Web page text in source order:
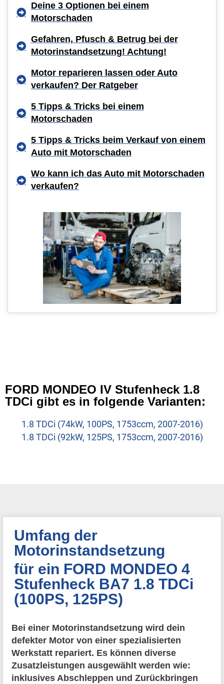
Deine 3 Optionen bei einem
Motorschaden
Gefahren, Pfusch & Betrug bei der
Motorinstandsetzung! Achtung!
Motor reparieren lassen oder Auto
verkaufen? Der Ratgeber
5 Tipps & Tricks bei einem
Motorschaden
5 Tipps & Tricks beim Verkauf von einem
Auto mit Motorschaden
Wo kann ich das Auto mit Motorschaden
verkaufen?
FORD MONDEO IV Stufenheck 1.8
TDCi gibt es in folgende Varianten:
1.8 TDCi (74kW, 100PS, 1753ccm, 2007-2016)
1.8 TDCi (92kW, 125PS, 1753ccm, 2007-2016)
Umfang der
Motorinstandsetzung
für ein FORD MONDEO 4
Stufenheck BA7 1.8 TDCi
(100PS, 125PS)
Bei einer Motorinstandsetzung wird dein
defekter Motor von einer spezialisierten
Werkstatt repariert. Es können diverse
Zusatzleistungen ausgewählt werden wie:
inklusives Abschleppen und Zurückbringen